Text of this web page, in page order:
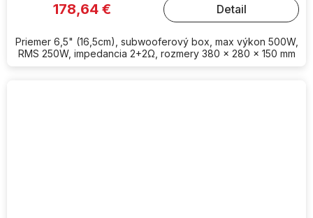
178,64 € Detail
Priemer 6,5" (16,5cm), subwooferový box, max výkon 500W,
RMS 250W, impedancia 2+2Ω, rozmery 380 x 280 x 150 mm